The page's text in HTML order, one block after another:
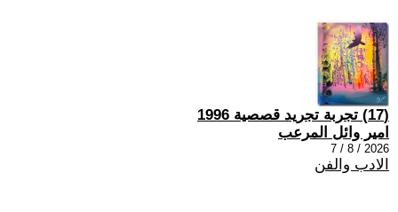
(17) تجربة تجريد قصصية 1996
امير وائل المرعب
2026 / 8 / 7
الادب والفن